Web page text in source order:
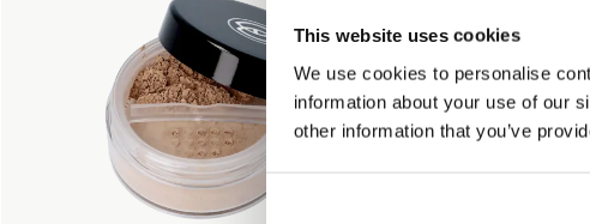
This website uses cookies
We use cookies to personalise
information about your use of our
other information that you’ve